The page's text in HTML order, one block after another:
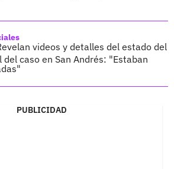
videos y detalles del estado del
del caso en San Andrés: "Estaban
PUBLICIDAD